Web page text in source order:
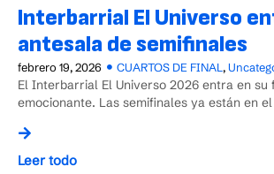
Interbarrial El Universo
antesala de semifinales
febrero 19, 2026 CUARTOS DE FINAL,
El Interbarrial El Universo 2026 entra en su
emocionante. Las semifinales ya están en
Leer todo